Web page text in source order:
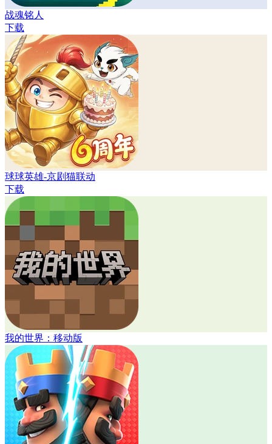
战魂铭人
下载
球球英雄-京剧猫联动
下载
我的世界：移动版